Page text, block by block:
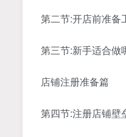
第二节:开店前准备
第三节:新手适合做
店铺注册准备篇
第四节:注册店铺壁